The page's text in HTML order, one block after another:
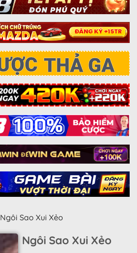
Ngôi Sao Xui Xẻo
Ngôi Sao Xui Xẻo